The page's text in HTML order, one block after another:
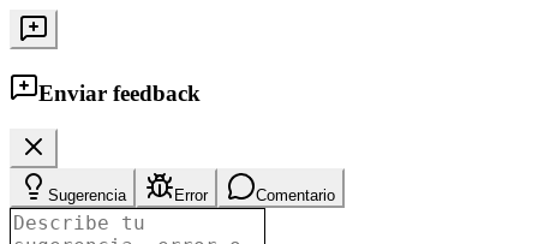
Enviar feedback
Sugerencia Error Comentario